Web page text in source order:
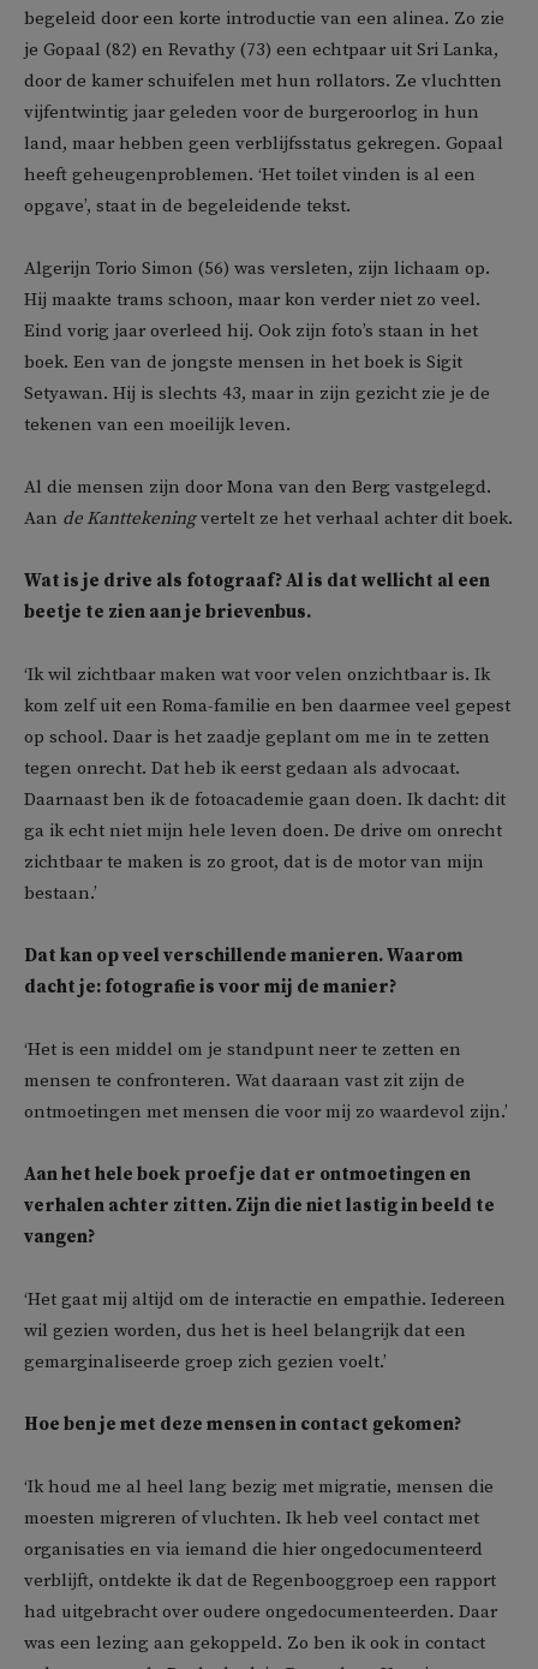
begeleid door een korte introductie van een alinea. Zo zie
je Gopaal (82) en Revathy (73) een echtpaar uit Sri Lanka,
door de kamer schuifelen met hun rollators. Ze vluchtten
vijfentwintig jaar geleden voor de burgeroorlog in hun
land, maar hebben geen verblijfsstatus gekregen. Gopaal
heeft geheugenproblemen. ‘Het toilet vinden is al een
opgave’, staat in de begeleidende tekst.
Algerijn Torio Simon (56) was versleten, zijn lichaam op.
Hij maakte trams schoon, maar kon verder niet zo veel.
Eind vorig jaar overleed hij. Ook zijn foto’s staan in het
boek. Een van de jongste mensen in het boek is Sigit
Setyawan. Hij is slechts 43, maar in zijn gezicht zie je de
tekenen van een moeilijk leven.
Al die mensen zijn door Mona van den Berg vastgelegd.
Aan de Kanttekeningvertelt ze het verhaal achter dit boek.
Wat is je drive als fotograaf? Al is dat wellicht al een
beetje te zien aan je brievenbus.
‘Ik wil zichtbaar maken wat voor velen onzichtbaar is. Ik
kom zelf uit een Roma-familie en ben daarmee veel gepest
op school. Daar is het zaadje geplant om me in te zetten
tegen onrecht. Dat heb ik eerst gedaan als advocaat.
Daarnaast ben ik de fotoacademie gaan doen. Ik dacht: dit
ga ik echt niet mijn hele leven doen. De drive om onrecht
zichtbaar te maken is zo groot, dat is de motor van mijn
bestaan.’
Dat kan op veel verschillende manieren. Waarom
dacht je: fotografie is voor mij de manier?
‘Het is een middel om je standpunt neer te zetten en
mensen te confronteren. Wat daaraan vast zit zijn de
ontmoetingen met mensen die voor mij zo waardevol zijn.’
Aan het hele boek proef je dat er ontmoetingen en
verhalen achter zitten. Zijn die niet lastig in beeld te
vangen?
‘Het gaat mij altijd om de interactie en empathie. Iedereen
wil gezien worden, dus het is heel belangrijk dat een
gemarginaliseerde groep zich gezien voelt.’
Hoe ben je met deze mensen in contact gekomen?
‘Ik houd me al heel lang bezig met migratie, mensen die
moesten migreren of vluchten. Ik heb veel contact met
organisaties en via iemand die hier ongedocumenteerd
verblijft, ontdekte ik dat de Regenbooggroep een rapport
had uitgebracht over oudere ongedocumenteerden. Daar
was een lezing aan gekoppeld. Zo ben ik ook in contact